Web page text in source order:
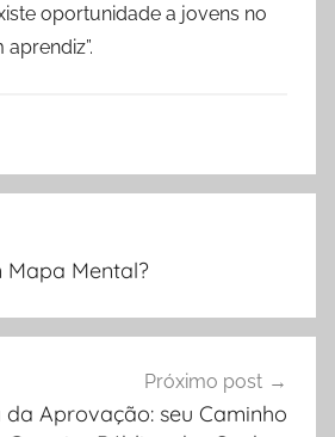
oportunidade a jovens no
Mental?
Próximo post
da Aprovação: seu Caminho